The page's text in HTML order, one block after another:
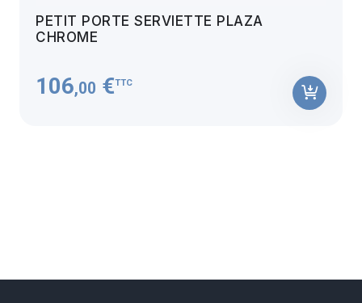
PETIT PORTE SERVIETTE PLAZA
CHROME
106,00 €TTC